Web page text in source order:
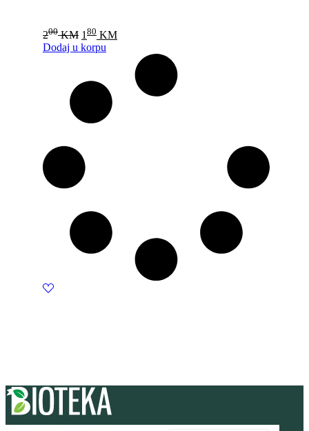
200 KM Original
price
was:
1 80 KMCurrent
price
180 KM.
Dodaj u korpu